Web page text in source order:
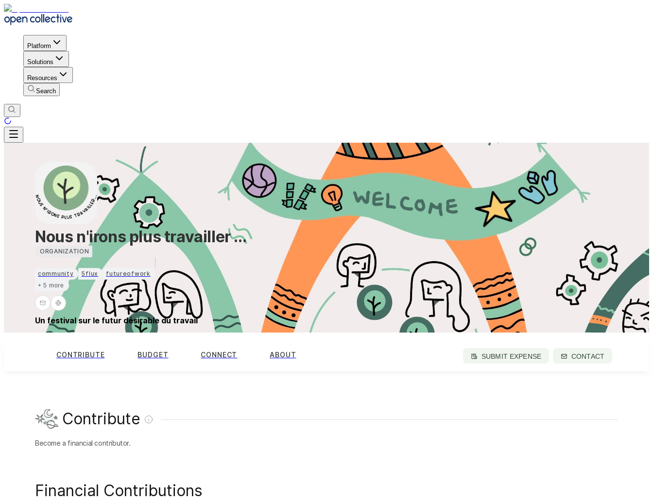
Platform
Solutions
Resources
Search
Nous n'irons plus travailler ...
ORGANIZATION
community 5flux futureofwork
+ 5 more
Un festival sur le futur désirable du travail
CONTRIBUTE BUDGET CONNECT ABOUT SUBMIT EXPENSE CONTACT
Contribute
Become a financial contributor.
Financial Contributions